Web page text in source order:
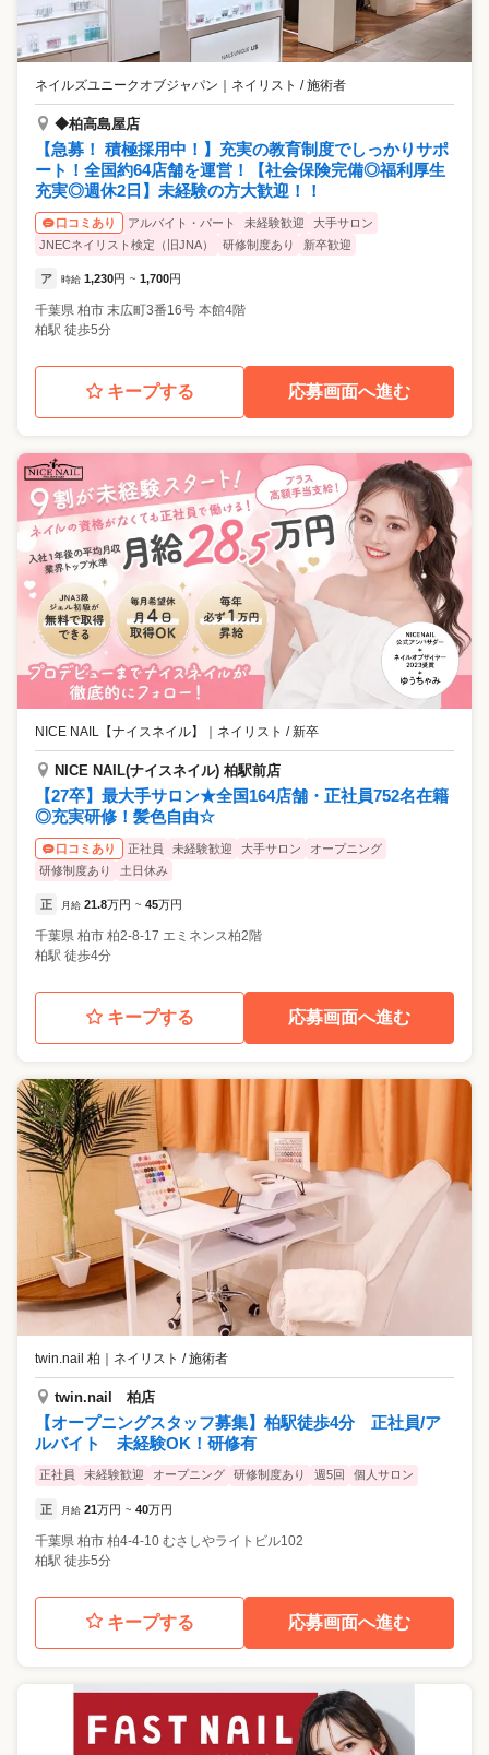
ネイルズユニークオブジャパン ネイリスト / 施術者
◆柏高島屋店
【急募！ 積極採用中！】充実の教育制度でしっかりサポ
ート！全国約64店舗を運営！【社会保険完備◎福利厚生
充実◎週休2日】未経験の方大歓迎！！
口コミあり アルバイト・パート 未経験歓迎
大手サロン
JNECネイリスト検定（旧JNA）
研修制度あり 新卒歓迎
ア 時給 1,230円 ~ 1,700円
千葉県 柏市 末広町3番16号 本館4階
柏駅 徒歩5分
キープする 応募画面へ進む
NICE NAIL【ナイスネイル】 ネイリスト / 新卒
NICE NAIL(ナイスネイル) 柏駅前店
【27卒】最大手サロン★全国164店舗・正社員752名在籍
◎充実研修！髪色自由☆
口コミあり 正社員 未経験歓迎 大手サロン
オープニング
研修制度あり
土日休み
正 月給 21.8万円 ~ 45万円
千葉県 柏市 柏2-8-17 エミネンス柏2階
柏駅 徒歩4分
キープする 応募画面へ進む
twin.nail 柏 ｜ ネイリスト / 施術者
twin.nail 柏店
【オープニングスタッフ募集】柏駅徒歩4分 正社員/ア
ルバイト 未経験OK！研修有
正社員 未経験歓迎 オープニング 研修制度あり 週5回 個人サロン
正 月給 21万円 ~ 40万円
千葉県 柏市 柏4-4-10 むさしやライトビル102
柏駅 徒歩5分
キープする 応募画面へ進む